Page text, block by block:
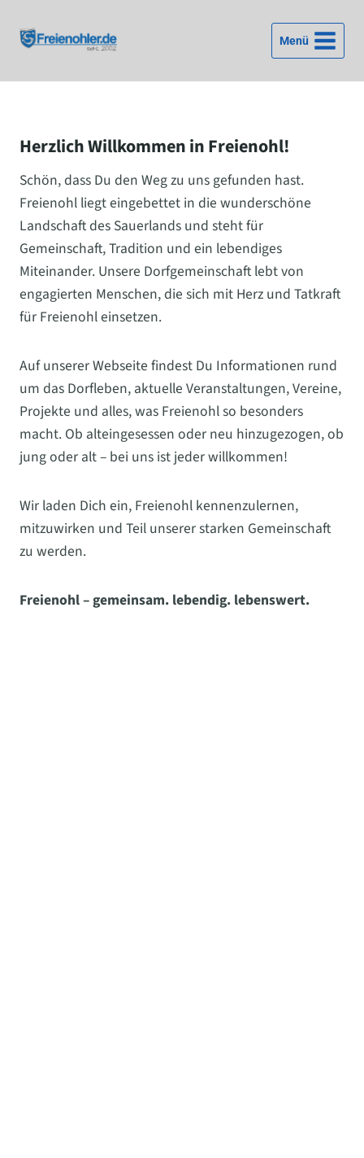
Inhalt
springen
Menü
Herzlich Willkommen in Freienohl!
Schön, dass Du den Weg zu uns gefunden hast.
Freienohl liegt eingebettet in die wunderschöne
Landschaft des Sauerlands und steht für
Gemeinschaft, Tradition und ein lebendiges
Miteinander. Unsere Dorfgemeinschaft lebt von
engagierten Menschen, die sich mit Herz und Tatkraft
für Freienohl einsetzen.
Auf unserer Webseite findest Du Informationen rund
um das Dorfleben, aktuelle Veranstaltungen, Vereine,
Projekte und alles, was Freienohl so besonders
macht. Ob alteingesessen oder neu hinzugezogen, ob
jung oder alt – bei uns ist jeder willkommen!
Wir laden Dich ein, Freienohl kennenzulernen,
mitzuwirken und Teil unserer starken Gemeinschaft
zu werden.
Freienohl – gemeinsam. lebendig. lebenswert.